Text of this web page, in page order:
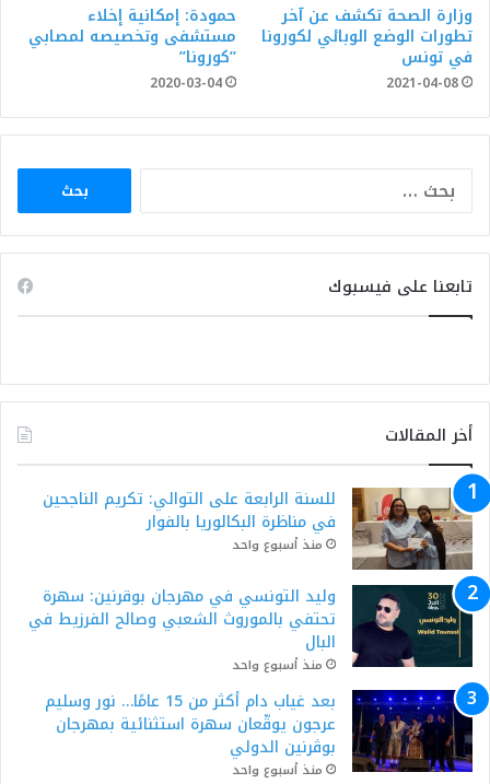
وزارة الصحة تكشف عن آخر
تطورات الوضع الوبائي لكورونا
في تونس
2021-04-08
حمودة: إمكانية إخلاء
مستشفى وتخصيصه لمصابي
”كورونا”
2020-03-04
البحث
تابعنا على فيسبوك
أخر المقالات
للسنة الرابعة على التوالي: تكريم الناجحين
في مناظرة البكالوريا بالفوار
منذ أسبوع واحد
وليد التونسي في مهرجان بوقرنين: سهرة
تحتفي بالموروث الشعبي وصالح الفرزيط في
البال
منذ أسبوع واحد
بعد غياب دام أكثر من 15 عامًا… نور وسليم
عرجون يوقّعان سهرة استثنائية بمهرجان
بوڨرنين الدولي
منذ أسبوع واحد